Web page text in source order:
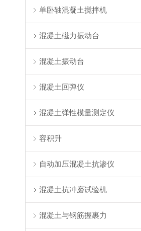
单卧轴混凝土搅拌机
混凝土磁力振动台
混凝土振动台
混凝土回弹仪
混凝土弹性模量测定仪
容积升
自动加压混凝土抗渗仪
混凝土抗冲磨试验机
混凝土与钢筋握裹力